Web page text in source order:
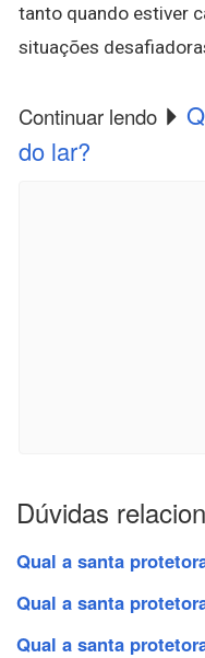
tanto quando estiver
situações
Continuar lendo
do lar?
Dúvidas
Qual a santa
Qual a santa
Qual a santa